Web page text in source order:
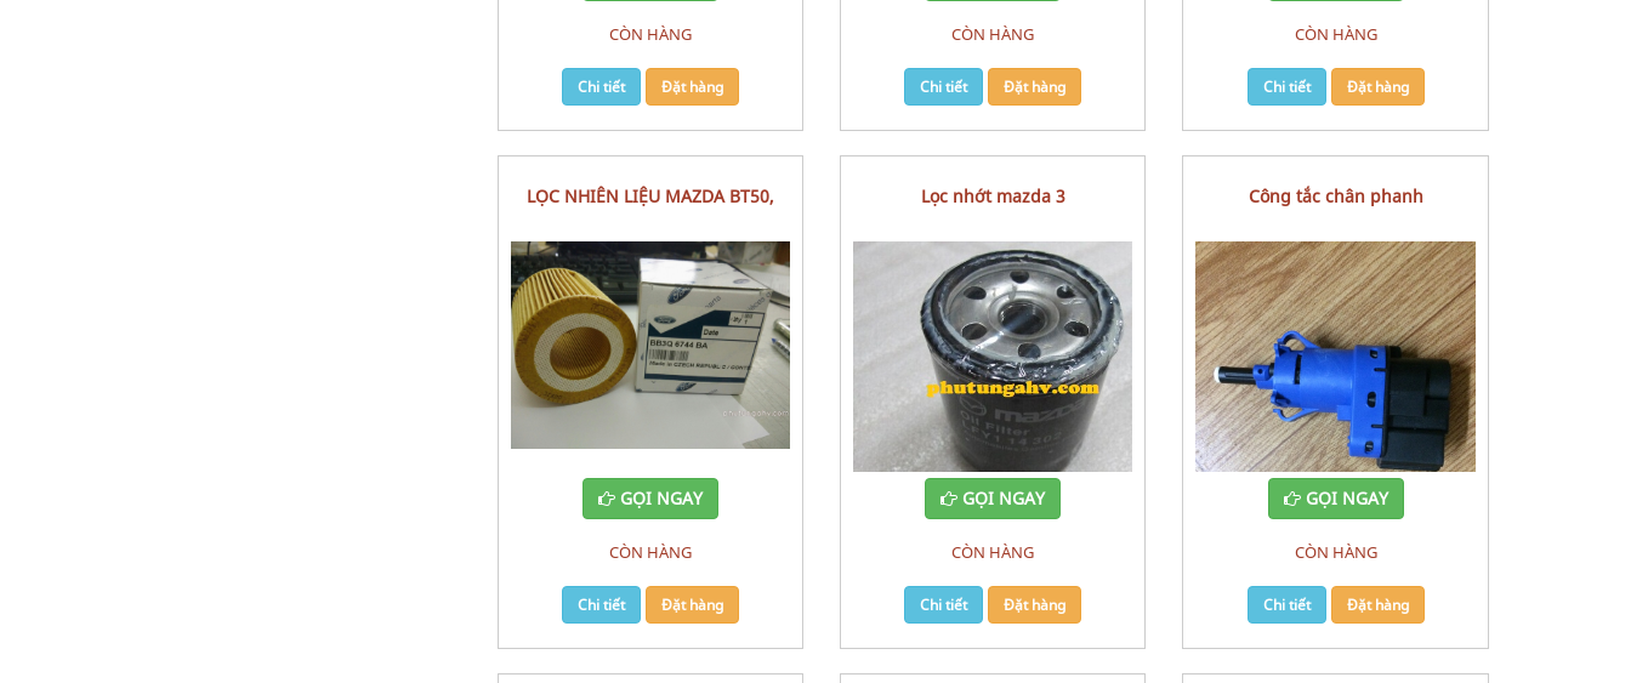
CÒN HÀNG
Chi tiết Đặt hàng
CÒN HÀNG
Chi tiết Đặt hàng
CÒN HÀNG
Chi tiết Đặt hàng
LỌC NHIÊN LIỆU MAZDA BT50,
GỌI NGAY
CÒN HÀNG
Chi tiết Đặt hàng
lọc nhớt mazda 3
GỌI NGAY
CÒN HÀNG
Chi tiết Đặt hàng
Công tắc chân phanh
GỌI NGAY
CÒN HÀNG
Chi tiết Đặt hàng